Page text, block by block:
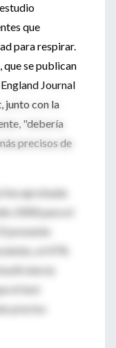
que
para respirar.
que se publican
Journal
junto con la
"debería
precisos de
fue aprobada
2000 para el
presente
el 47%
el test
preciso